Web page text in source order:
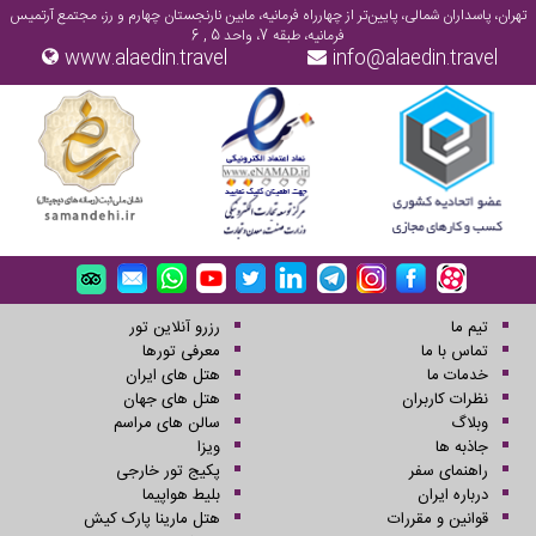
تهران، پاسداران شمالی، پایین‌تر از چهارراه فرمانیه، مابین نارنجستان چهارم و رز، مجتمع آرتمیس
فرمانیه، طبقه 7، واحد 5 , 6
info@alaedin.travel
www.alaedin.travel
تیم ما
تماس با ما
خدمات ما
نظرات کاربران
وبلاگ
جاذبه ها
راهنمای سفر
درباره ایران
قوانین و مقررات
رزرو آنلاین تور
معرفی تورها
هتل های ایران
هتل های جهان
سالن های مراسم
ویزا
پکیج تور خارجی
بلیط هواپیما
هتل مارینا پارک کیش